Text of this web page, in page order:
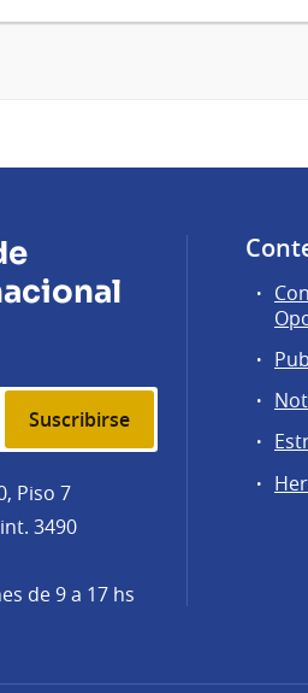
Suscribirse
Piso 7
int. 3490
de 9 a 17 hs